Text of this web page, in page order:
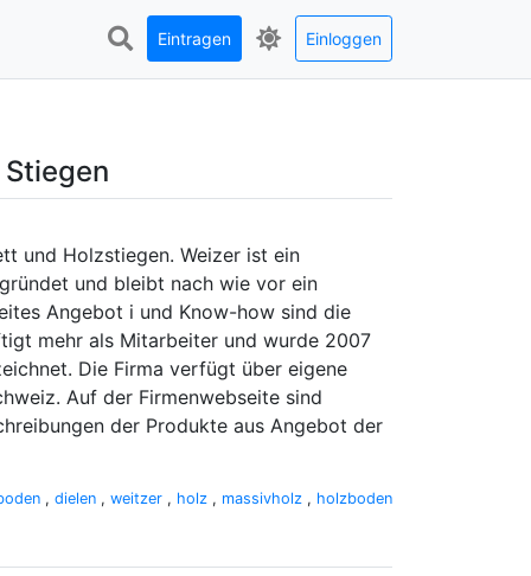
Eintragen Einloggen
und Holzstiegen. Weizer ist ein
und bleibt nach wie vor ein
Angebot i und Know-how sind die
mehr als Mitarbeiter und wurde 2007
Die Firma verfügt über eigene
Auf der Firmenwebseite sind
der Produkte aus Angebot der
, dielen , weitzer , holz , massivholz , holzboden